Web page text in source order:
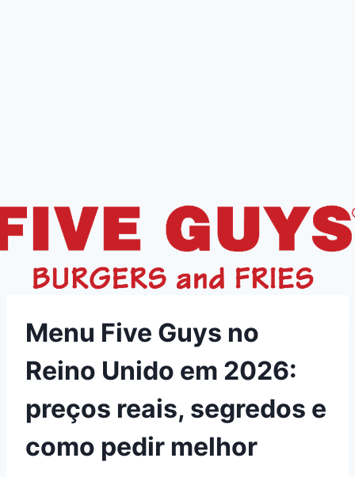
Menu Five Guys no
Reino Unido em 2026:
preços reais, segredos e
como pedir melhor